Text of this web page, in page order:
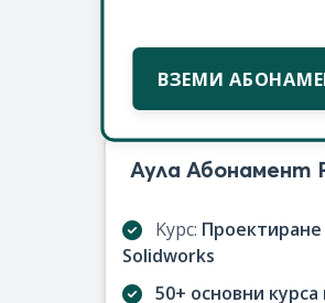
ВЗЕМИ
Аула Абонамент
Kурс: Проектиране
Solidworks
50+ основни курса